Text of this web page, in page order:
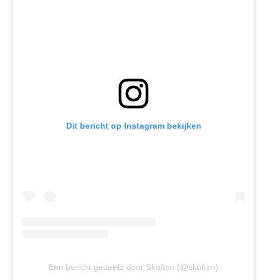
Dit bericht op Instagram bekijken
Een bericht gedeeld door Skoften (@skoften)